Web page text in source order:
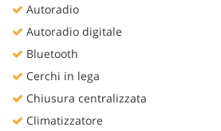
Autoradio
Autoradio digitale
Bluetooth
Cerchi in lega
Chiusura centralizzata
Climatizzatore